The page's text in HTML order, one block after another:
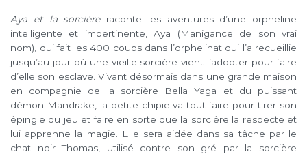
Aya et la sorcièreraconte les aventures d’une orpheline
intelligente et impertinente, Aya (Manigance de son vrai
nom), qui fait les 400 coups dans l’orphelinat qui l’a recueillie
jusqu’au jour où une vieille sorcière vient l’adopter pour faire
d’elle son esclave. Vivant désormais dans une grande maison
en compagnie de la sorcière Bella Yaga et du puissant
démon Mandrake, la petite chipie va tout faire pour tirer son
épingle du jeu et faire en sorte que la sorcière la respecte et
lui apprenne la magie. Elle sera aidée dans sa tâche par le
chat noir Thomas, utilisé contre son gré par la sorcière